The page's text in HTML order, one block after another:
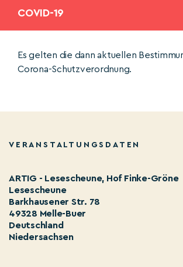
COVID-19
Es gelten die dann aktuellen
Corona-Schutzverordnung.
VERANSTALTUNGSDATEN
ARTIG - Lesescheune, Hof Finke-Gröne
Lesescheune
Barkhausener Str. 78
49328 Melle-Buer
Deutschland
Niedersachsen